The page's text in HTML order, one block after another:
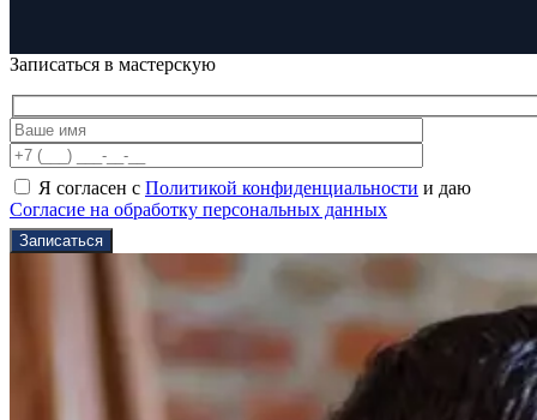
Записаться в мастерскую
Я согласен с Политикой конфиденциальности и даю
Согласие на обработку персональных данных